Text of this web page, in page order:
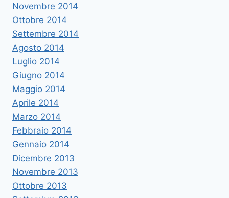
Novembre 2014
Ottobre 2014
Settembre 2014
Agosto 2014
Luglio 2014
Giugno 2014
Maggio 2014
Aprile 2014
Marzo 2014
Febbraio 2014
Gennaio 2014
Dicembre 2013
Novembre 2013
Ottobre 2013